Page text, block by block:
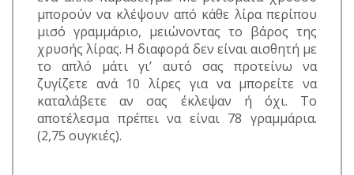
μπορούν να κλέψουν από κάθε λίρα περίπου
μισό γραμμάριο, μειώνοντας το βάρος της
χρυσής λίρας. Η διαφορά δεν είναι αισθητή με
το απλό μάτι γι’ αυτό σας προτείνω να
ζυγίζετε ανά 10 λίρες για να μπορείτε να
καταλάβετε αν σας έκλεψαν ή όχι. Το
αποτέλεσμα πρέπει να είναι 78 γραμμάρια.
(2,75 ουγκιές).